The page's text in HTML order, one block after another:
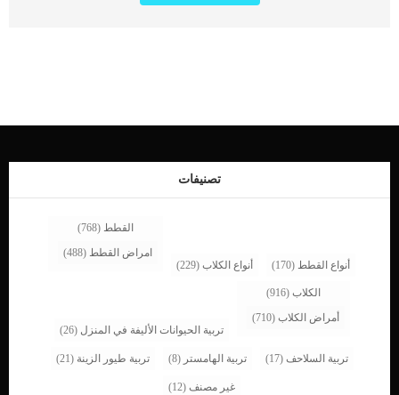
وايلر من آلام الظهر، كما يقول الأطباء البيطريين أن هناك بعض السلالات هي الأكثر عرضة
تصنيفات
أنواع القطط (170) أنواع الكلاب (229)
القطط (768)
امراض القطط (488)
الكلاب (916)
أمراض الكلاب (710)
تربية الحيوانات الأليفة في المنزل (26)
تربية السلاحف (17) تربية الهامستر (8) تربية طيور الزينة (21)
غير مصنف (12)